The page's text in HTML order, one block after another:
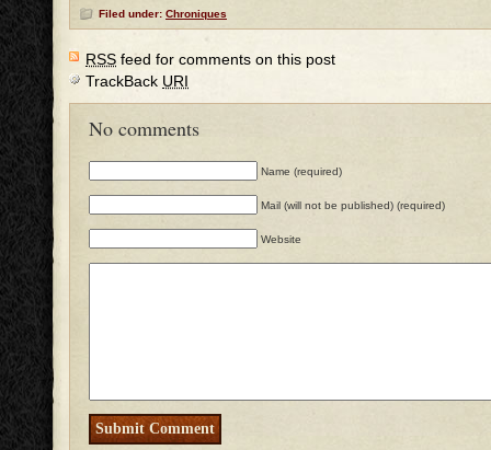
Filed under: Chroniques
RSS feed for comments on this post
TrackBack URI
No comments
Name (required)
Mail (will not be published) (required)
Website